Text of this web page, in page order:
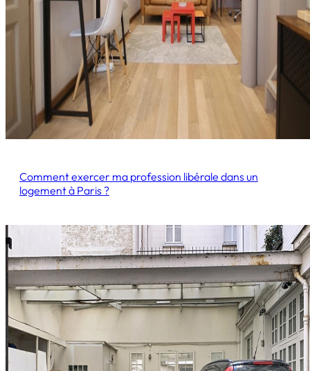
Comment exercer ma profession libérale dans un
logement à Paris ?